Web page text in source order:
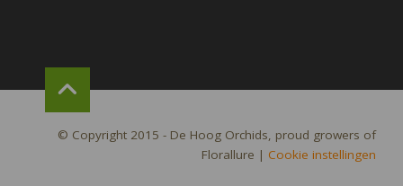
© Copyright 2015 - De Hoog Orchids, proud growers of
Florallure | Cookie instellingen